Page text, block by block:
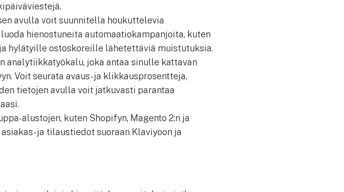
avulla voit suunnitella houkuttelevia
hienostuneita automaatiokampanjoita, kuten
hylätyille ostoskoreille lähetettäviä muistutuksia.
analytiikkatyökalu, joka antaa sinulle kattavan
Voit seurata avaus- ja klikkausprosentteja,
tietojen avulla voit jatkuvasti parantaa
alustojen, kuten Shopifyn, Magento 2:n ja
ja tilaustiedot suoraan Klaviyoon ja